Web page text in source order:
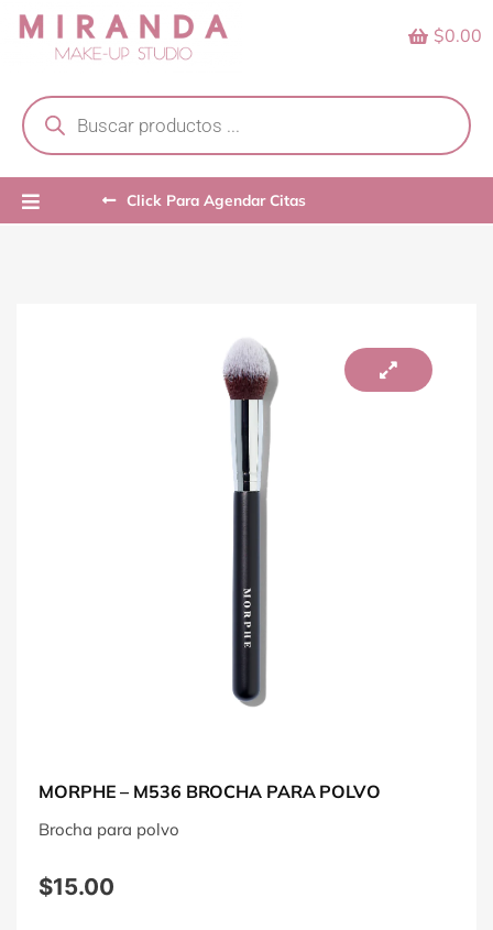
Skip
search
$0.00
Click Para Agendar Citas
MORPHE – M536 BROCHA PARA POLVO
Brocha para polvo
$15.00